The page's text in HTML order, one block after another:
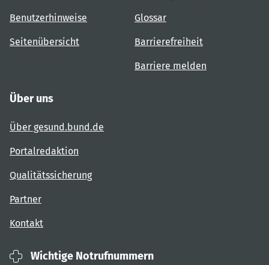
Benutzerhinweise
Seitenübersicht
Glossar
Barrierefreiheit
Barriere melden
Über uns
Über gesund.bund.de
Portalredaktion
Qualitätssicherung
Partner
Kontakt
Wichtige Notrufnummern